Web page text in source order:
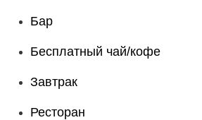
Бар
Бесплатный чай/кофе
Завтрак
Ресторан